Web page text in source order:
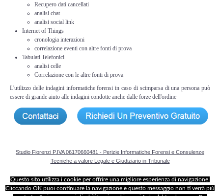
Indagini persone scomparse
Remote Digital Forensics
Acquisizione Forense remota
Sblocco PIN Smartphone
Recupero dati
Prevenzione Frode
CYBER SECURITY
Security Management
Recupero dati cancellati
analisi chat
analisi social link
Internet of Things
cronologia interazioni
correlazione eventi con altre fonti di prova
Tabulati Telefonici
analisi celle
Correlazione con le altre fonti di prova
L'utilizzo delle indagini informatiche forensi in caso di scimparsa di una persona può
essere di grande aiuto alle indagini condotte anche dalle forze dell'ordine
Studio Fiorenzi P.IVA 06170660481 - Perizie Informatiche Forensi e Consulenze
Tecniche a valore Legale e Giudiziario in Tribunale
Questo sito utilizza i cookie per offrire una migliore esperienza di navigazione.
Cliccando OK puoi continuare la navigazione e questo messaggio non ti verrà più